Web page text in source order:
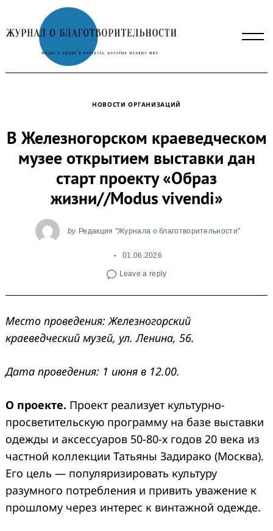
to
content
НОВОСТИ ОРГАНИЗАЦИЙ
В Железногорском краеведческом
музее открытием выставки дан
старт проекту «Образ
жизни//Modus vivendi»
by Редакция "Журнала о благотворительности"
01.06.2026
Leave a reply
Место проведения: Железногорский
краеведческий музей, ул. Ленина, 56.
Дата проведения: 1 июня в 12.00.
О проекте. Проект реализует культурно-
просветительскую программу на базе выставки
одежды и аксессуаров 50-80-х годов 20 века из
частной коллекции Татьяны Задирако (Москва).
Его цель — популяризировать культуру
разумного потребления и привить уважение к
прошлому через интерес к винтажной одежде.